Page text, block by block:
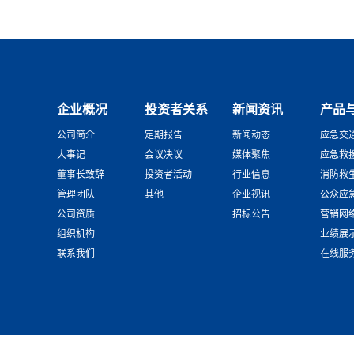
企业概况
公司简介
大事记
董事长致辞
管理团队
公司资质
组织机构
联系我们
投资者关系
定期报告
会议决议
投资者活动
其他
新闻资讯
新闻动态
媒体聚焦
行业信息
企业视讯
招标公告
产品
应急交
应急救
消防救
公众应
营销网
业绩展
在线服